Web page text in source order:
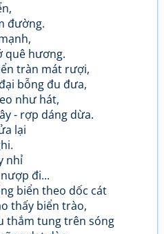
đường.
quê hương.
mát rượi,
đu đưa,
hát,
dáng dừa.
lại
nhỉ
đi...
theo dốc cát
biển trào,
tung trên sóng